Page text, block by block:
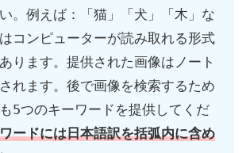
。例えば：「猫」「犬」「木」な
コンピューターが読み取れる形式
ります。提供された画像はノート
れます。後で画像を検索するため
5つのキーワードを提供してくだ
ードには日本語訳を括弧内に含め